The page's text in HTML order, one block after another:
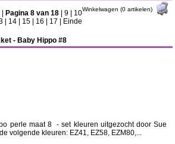
Winkelwagen (0 artikelen)
- Baby Hippo #8
perle maat 8 - set kleuren uitgezocht door Sue
volgende kleuren: EZ41, EZ58, EZM80,...
Pagina 8 van 18 9|
10
| 14| 15| 16 17 Einde